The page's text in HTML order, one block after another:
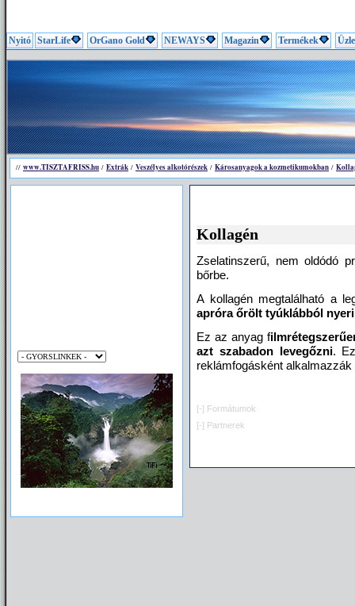
Nyitó StarLife OrGano Gold NEWAYS Magazin Termékek
// www.TISZTAFRISS.hu / Extrák / Veszélyes alkotórészek / Károsanyagok a kozmetikumokban /
Egészséges környezet
Kollagén
Zselatinszerű, nem oldódó
bőrbe.
A kollagén megtalálható a
apróra őrölt tyúklábból
Ez az anyag f
azt szabadon levegőzni.
reklámfogásként alkalmazzák
[-] Formátumok
[-] Partnerek